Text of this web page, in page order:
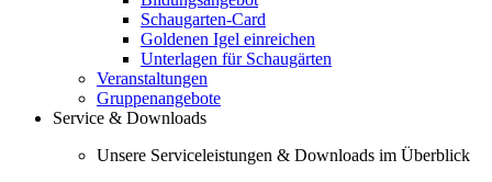
Schaugarten-Card
Goldenen Igel einreichen
Unterlagen für Schaugärten
Veranstaltungen
Gruppenangebote
Service & Downloads
Unsere Serviceleistungen & Downloads im Überblick